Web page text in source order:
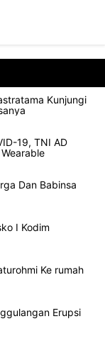
Kunjungi
19, TNI AD
Dan Babinsa
I Kodim
Ke rumah
Erupsi